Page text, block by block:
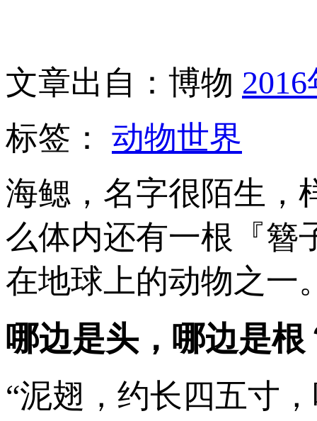
文章出自：博物
标签： 动物世界
海鳃，名字很陌生，
么体内还有一根『簪
在地球上的动物之一
哪边是头，哪边是根
“泥翅，约长四五寸